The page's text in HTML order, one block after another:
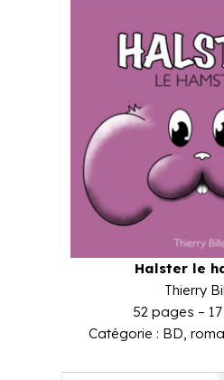
Halster le
Thierry
52 pages –
Catégorie : BD,